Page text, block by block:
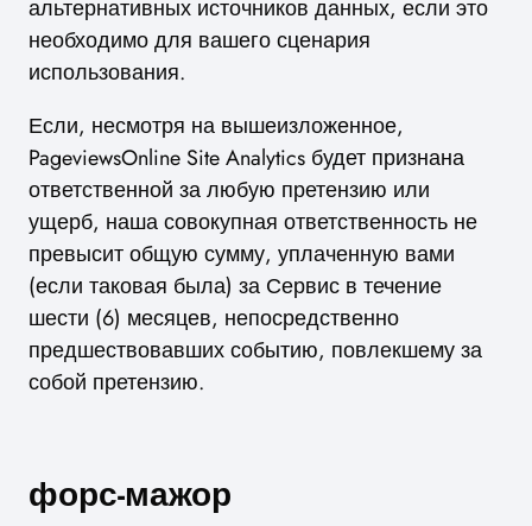
альтернативных источников данных, если это
необходимо для вашего сценария
использования.
Если, несмотря на вышеизложенное,
PageviewsOnline Site Analytics будет признана
ответственной за любую претензию или
ущерб, наша совокупная ответственность не
превысит общую сумму, уплаченную вами
(если таковая была) за Сервис в течение
шести (6) месяцев, непосредственно
предшествовавших событию, повлекшему за
собой претензию.
форс-мажор